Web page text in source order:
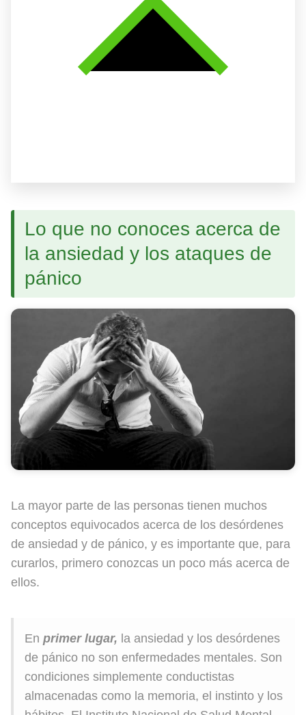
Lo que no conoces acerca de
la ansiedad y los ataques de
pánico
La mayor parte de las personas tienen muchos
conceptos equivocados acerca de los desórdenes
de ansiedad y de pánico, y es importante que, para
curarlos, primero conozcas un poco más acerca de
ellos.
En primer lugar, la ansiedad y los desórdenes
de pánico no son enfermedades mentales. Son
condiciones simplemente conductistas
almacenadas como la memoria, el instinto y los